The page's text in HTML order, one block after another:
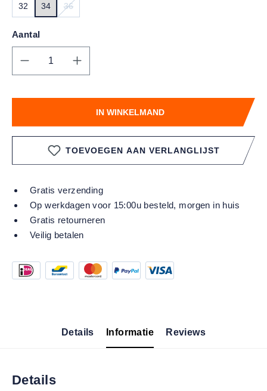
32 34 36
Aantal
Producthoeveelheid: Voer de gewenste
IN WINKELMAND
TOEVOEGEN AAN VERLANGLIJST
Gratis verzending
Op werkdagen voor 15:00u besteld, morgen in huis
Gratis retourneren
Veilig betalen
Details Informatie Reviews
Details